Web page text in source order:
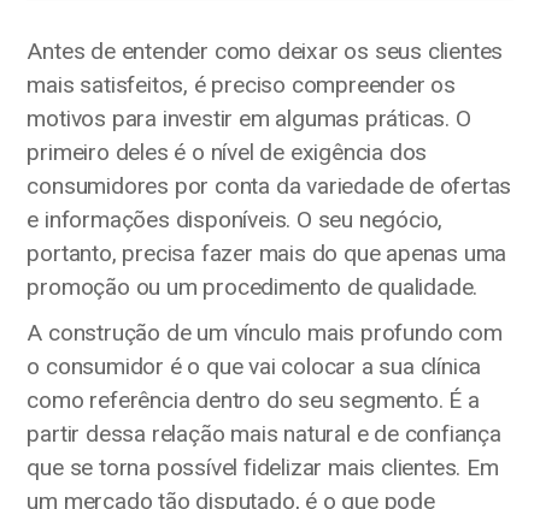
Antes de entender como deixar os seus clientes
mais satisfeitos, é preciso compreender os
motivos para investir em algumas práticas. O
primeiro deles é o nível de exigência dos
consumidores por conta da variedade de ofertas
e informações disponíveis. O seu negócio,
portanto, precisa fazer mais do que apenas uma
promoção ou um procedimento de qualidade.
A construção de um vínculo mais profundo com
o consumidor é o que vai colocar a sua clínica
como referência dentro do seu segmento. É a
partir dessa relação mais natural e de confiança
que se torna possível fidelizar mais clientes. Em
um mercado tão disputado, é o que pode